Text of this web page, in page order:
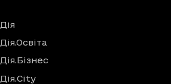
Дія
Дія.Освіта
Дія.Бізнес
Дія.City